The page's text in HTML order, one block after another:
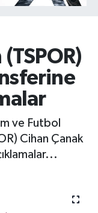
ve Futbol
Cihan Çanak